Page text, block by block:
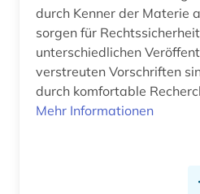
durch Kenner der Materie
sorgen für
unterschiedlichen
verstreuten Vorschriften
durch komfortable
Mehr Informationen